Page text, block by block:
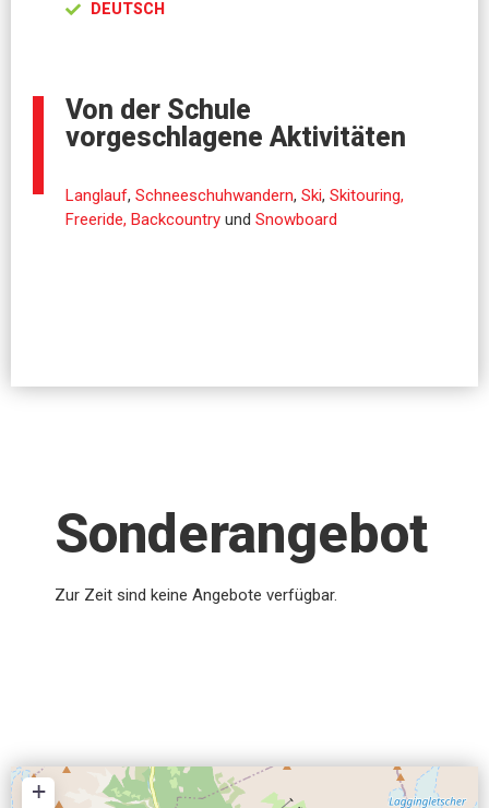
DEUTSCH
Von der Schule
vorgeschlagene Aktivitäten
Langlauf, Schneeschuhwandern, Ski, Skitouring,
Freeride, Backcountry und Snowboard
Sonderangebot
Zur Zeit sind keine Angebote verfügbar.
+